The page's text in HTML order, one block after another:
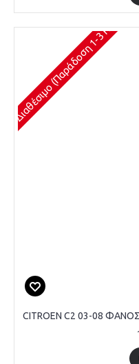
Διαθέσιμο (Παράδοση 1-3 Ημέρες)